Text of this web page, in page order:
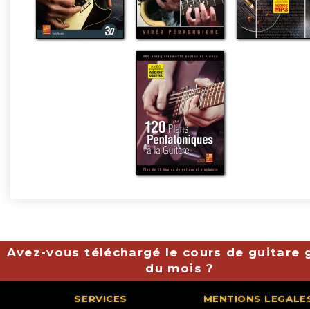
Avez-vous téléchargé le cours de guitare
du mois ?
SERVICES MENTIONS